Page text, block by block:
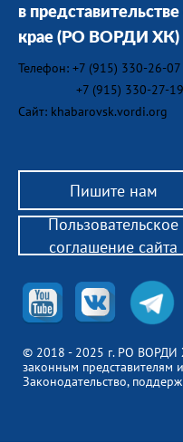
в
крае (РО ВОРДИ ХК)
Телефон: +7 (915) 330-26-07
+7 (915) 330-27-19
Сайт: khabarovsk.vordi.org
Пишите нам
© 2018 - 2025 г. РО ВОРДИ
законным
Законодательство,
Пользовательское
соглашение сайта